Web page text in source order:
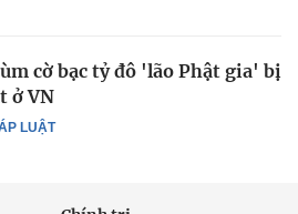
LUẬT
cờ bạc tỷ đô 'lão Phật gia' bị
ở VN